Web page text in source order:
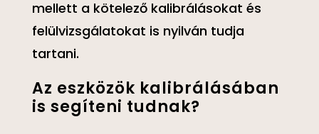
mellett a kötelező kalibrálásokat és
felülvizsgálatokat is nyilván tudja
tartani.
Az eszközök kalibrálásában
is segíteni tudnak?